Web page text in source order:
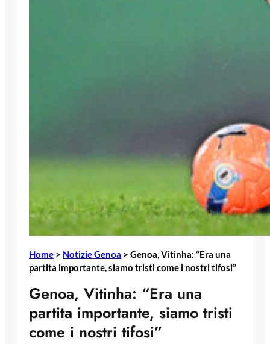
Home > Notizie Genoa > Genoa, Vitinha: “Era una
partita importante, siamo tristi come i nostri tifosi”
Genoa, Vitinha: “Era una
partita importante, siamo tristi
come i nostri tifosi”